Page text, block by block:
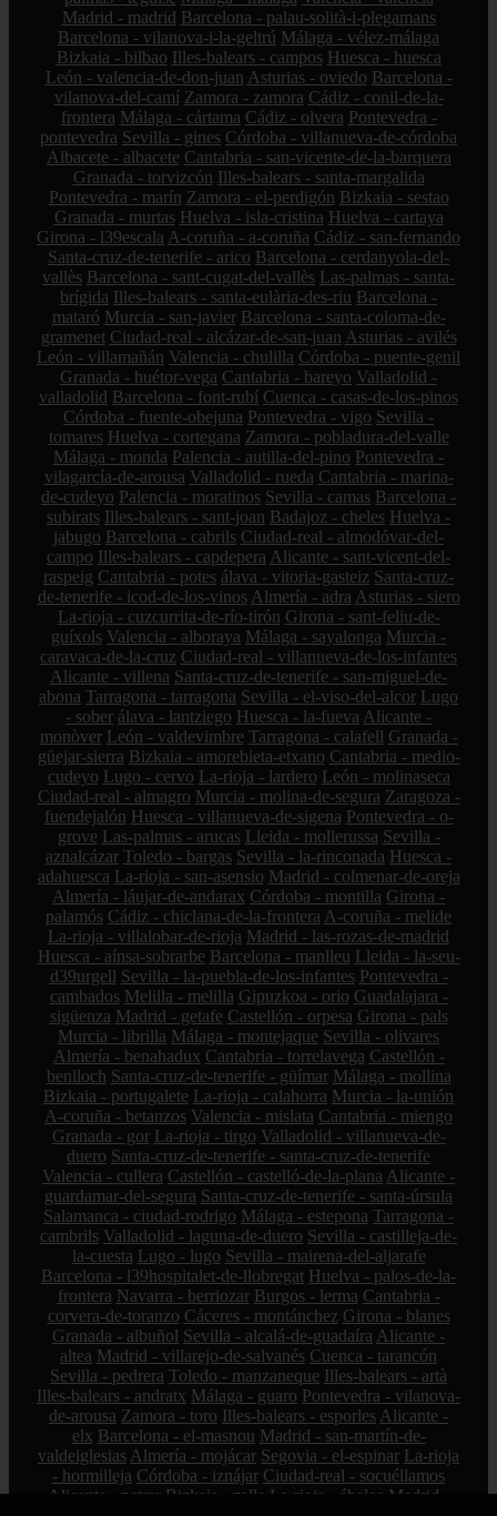
Madrid - madrid Barcelona - palau-solità-i-plegamans
Barcelona - vilanova-i-la-geltrú Málaga - vélez-málaga
Bizkaia - bilbao Illes-balears - campos Huesca - huesca
León - valencia-de-don-juan Asturias - oviedo Barcelona -
vilanova-del-camí Zamora - zamora Cádiz - conil-de-la-
frontera Málaga - cártama Cádiz - olvera Pontevedra -
pontevedra Sevilla - gines Córdoba - villanueva-de-córdoba
Albacete - albacete Cantabria - san-vicente-de-la-barquera
Granada - torvizcón Illes-balears - santa-margalida
Pontevedra - marín Zamora - el-perdigón Bizkaia - sestao
Granada - murtas Huelva - isla-cristina Huelva - cartaya
Girona - l39escala A-coruña - a-coruña Cádiz - san-fernando
Santa-cruz-de-tenerife - arico Barcelona - cerdanyola-del-
vallès Barcelona - sant-cugat-del-vallès Las-palmas - santa-
brígida Illes-balears - santa-eulària-des-riu Barcelona -
mataró Murcia - san-javier Barcelona - santa-coloma-de-
gramenet Ciudad-real - alcázar-de-san-juan Asturias - avilés
León - villamañán Valencia - chulilla Córdoba - puente-genil
Granada - huétor-vega Cantabria - bareyo Valladolid -
valladolid Barcelona - font-rubí Cuenca - casas-de-los-pinos
Córdoba - fuente-obejuna Pontevedra - vigo Sevilla -
tomares Huelva - cortegana Zamora - pobladura-del-valle
Málaga - monda Palencia - autilla-del-pino Pontevedra -
vilagarcía-de-arousa Valladolid - rueda Cantabria - marina-
de-cudeyo Palencia - moratinos Sevilla - camas Barcelona -
subirats Illes-balears - sant-joan Badajoz - cheles Huelva -
jabugo Barcelona - cabrils Ciudad-real - almodóvar-del-
campo Illes-balears - capdepera Alicante - sant-vicent-del-
raspeig Cantabria - potes álava - vitoria-gasteiz Santa-cruz-
de-tenerife - icod-de-los-vinos Almería - adra Asturias - siero
La-rioja - cuzcurrita-de-río-tirón Girona - sant-feliu-de-
guíxols Valencia - alboraya Málaga - sayalonga Murcia -
caravaca-de-la-cruz Ciudad-real - villanueva-de-los-infantes
Alicante - villena Santa-cruz-de-tenerife - san-miguel-de-
abona Tarragona - tarragona Sevilla - el-viso-del-alcor Lugo
- sober álava - lantziego Huesca - la-fueva Alicante -
monòver León - valdevimbre Tarragona - calafell Granada -
güejar-sierra Bizkaia - amorebieta-etxano Cantabria - medio-
cudeyo Lugo - cervo La-rioja - lardero León - molinaseca
Ciudad-real - almagro Murcia - molina-de-segura Zaragoza -
fuendejalón Huesca - villanueva-de-sigena Pontevedra - o-
grove Las-palmas - arucas Lleida - mollerussa Sevilla -
aznalcázar Toledo - bargas Sevilla - la-rinconada Huesca -
adahuesca La-rioja - san-asensio Madrid - colmenar-de-oreja
Almería - láujar-de-andarax Córdoba - montilla Girona -
palamós Cádiz - chiclana-de-la-frontera A-coruña - melide
La-rioja - villalobar-de-rioja Madrid - las-rozas-de-madrid
Huesca - aínsa-sobrarbe Barcelona - manlleu Lleida - la-seu-
d39urgell Sevilla - la-puebla-de-los-infantes Pontevedra -
cambados Melilla - melilla Gipuzkoa - orio Guadalajara -
sigüenza Madrid - getafe Castellón - orpesa Girona - pals
Murcia - librilla Málaga - montejaque Sevilla - olivares
Almería - benahadux Cantabria - torrelavega Castellón -
benlloch Santa-cruz-de-tenerife - güímar Málaga - mollina
Bizkaia - portugalete La-rioja - calahorra Murcia - la-unión
A-coruña - betanzos Valencia - mislata Cantabria - miengo
Granada - gor La-rioja - tirgo Valladolid - villanueva-de-
duero Santa-cruz-de-tenerife - santa-cruz-de-tenerife
Valencia - cullera Castellón - castelló-de-la-plana Alicante -
guardamar-del-segura Santa-cruz-de-tenerife - santa-úrsula
Salamanca - ciudad-rodrigo Málaga - estepona Tarragona -
cambrils Valladolid - laguna-de-duero Sevilla - castilleja-de-
la-cuesta Lugo - lugo Sevilla - mairena-del-aljarafe
Barcelona - l39hospitalet-de-llobregat Huelva - palos-de-la-
frontera Navarra - berriozar Burgos - lerma Cantabria -
corvera-de-toranzo Cáceres - montánchez Girona - blanes
Granada - albuñol Sevilla - alcalá-de-guadaíra Alicante -
altea Madrid - villarejo-de-salvanés Cuenca - tarancón
Sevilla - pedrera Toledo - manzaneque Illes-balears - artà
Illes-balears - andratx Málaga - guaro Pontevedra - vilanova-
de-arousa Zamora - toro Illes-balears - esporles Alicante -
elx Barcelona - el-masnou Madrid - san-martín-de-
valdeiglesias Almería - mojácar Segovia - el-espinar La-rioja
- hormilleja Córdoba - iznájar Ciudad-real - socuéllamos
Alicante - petrer Bizkaia - zalla La-rioja - ábalos Madrid -